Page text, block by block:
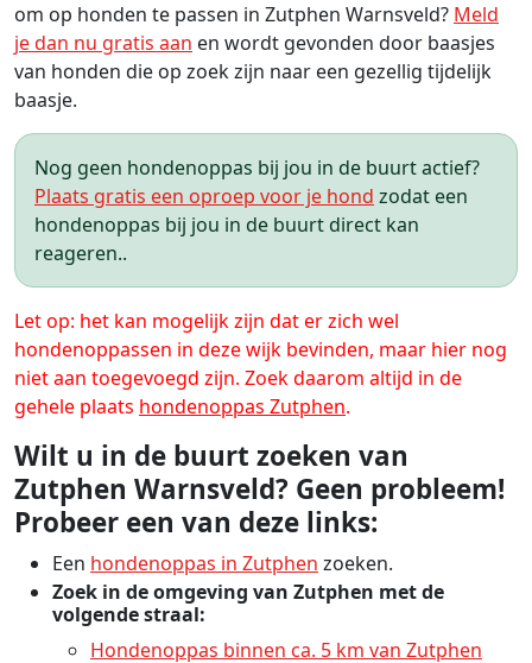
om op honden te passen in Zutphen Warnsveld? Meld
je dan nu gratis aan en wordt gevonden door baasjes
van honden die op zoek zijn naar een gezellig tijdelijk
baasje.
Nog geen hondenoppas bij jou in de buurt actief?
Plaats gratis een oproep voor je hond zodat een
hondenoppas bij jou in de buurt direct kan
reageren..
Let op: het kan mogelijk zijn dat er zich wel
hondenoppassen in deze wijk bevinden, maar hier nog
niet aan toegevoegd zijn. Zoek daarom altijd in de
gehele plaats hondenoppas Zutphen.
Wilt u in de buurt zoeken van
Zutphen Warnsveld? Geen probleem!
Probeer een van deze links:
Een hondenoppas in Zutphen zoeken.
Zoek in de omgeving van Zutphen met de
volgende straal:
Hondenoppas binnen ca. 5 km van Zutphen